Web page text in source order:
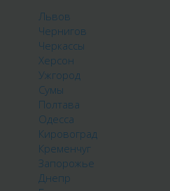
Львов
Чернигов
Черкассы
Херсон
Ужгород
Сумы
Полтава
Одесса
Кировоград
Кременчуг
Запорожье
Днепр